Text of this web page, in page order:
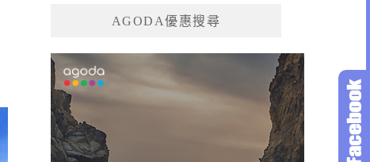
AGODA優惠搜尋